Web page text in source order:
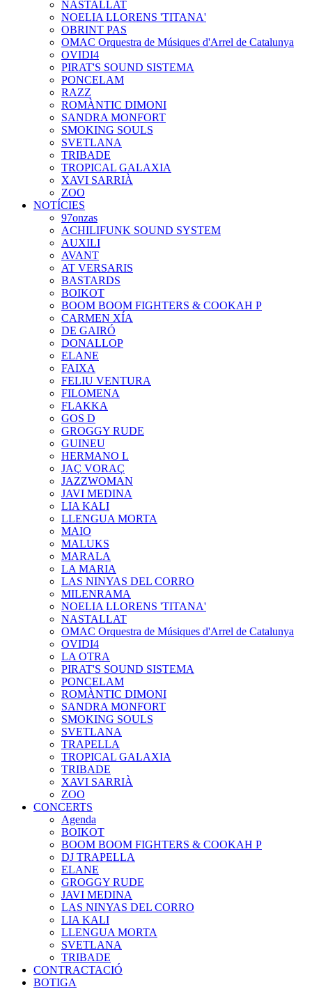
NASTALLAT
NOELIA LLORENS 'TITANA'
OBRINT PAS
OMAC Orquestra de Músiques d'Arrel de Catalunya
OVIDI4
PIRAT'S SOUND SISTEMA
PONCELAM
RAZZ
ROMÀNTIC DIMONI
SANDRA MONFORT
SMOKING SOULS
SVETLANA
TRIBADE
TROPICAL GALAXIA
XAVI SARRIÀ
ZOO
NOTÍCIES
97onzas
ACHILIFUNK SOUND SYSTEM
AUXILI
AVANT
AT VERSARIS
BASTARDS
BOIKOT
BOOM BOOM FIGHTERS & COOKAH P
CARMEN XÍA
DE GAIRÓ
DONALLOP
ELANE
FAIXA
FELIU VENTURA
FILOMENA
FLAKKA
GOS D
GROGGY RUDE
GUINEU
HERMANO L
JAÇ VORAÇ
JAZZWOMAN
JAVI MEDINA
LIA KALI
LLENGUA MORTA
MAIO
MALUKS
MARALA
LA MARIA
LAS NINYAS DEL CORRO
MILENRAMA
NOELIA LLORENS 'TITANA'
NASTALLAT
OMAC Orquestra de Músiques d'Arrel de Catalunya
OVIDI4
LA OTRA
PIRAT'S SOUND SISTEMA
PONCELAM
ROMÀNTIC DIMONI
SANDRA MONFORT
SMOKING SOULS
SVETLANA
TRAPELLA
TROPICAL GALAXIA
TRIBADE
XAVI SARRIÀ
ZOO
CONCERTS
Agenda
BOIKOT
BOOM BOOM FIGHTERS & COOKAH P
DJ TRAPELLA
ELANE
GROGGY RUDE
JAVI MEDINA
LAS NINYAS DEL CORRO
LIA KALI
LLENGUA MORTA
SVETLANA
TRIBADE
CONTRACTACIÓ
BOTIGA